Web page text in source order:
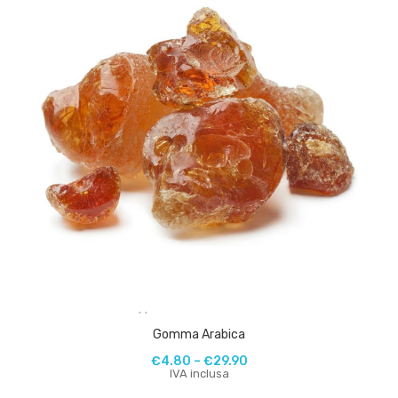
, ,
Gomma Arabica
€4.80 – €29.90
IVA inclusa